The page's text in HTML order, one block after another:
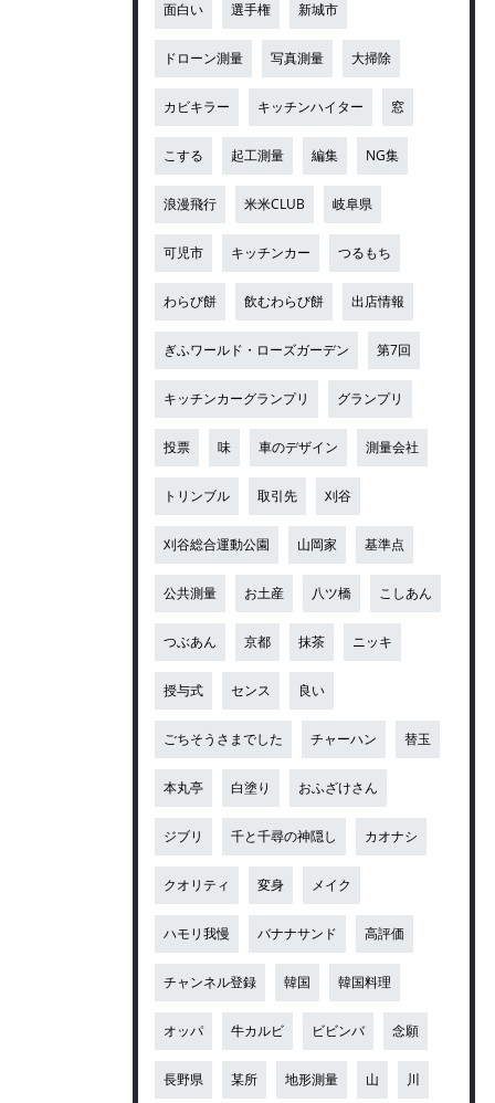
面白い 選手権 新城市
ドローン測量 写真測量 大掃除
カビキラー キッチンハイター 窓
こする 起工測量 編集 NG集
浪漫飛行 米米CLUB 岐阜県
可児市 キッチンカー つるもち
わらび餅 飲むわらび餅 出店情報
ぎふワールド・ローズガーデン 第7回
キッチンカーグランプリ グランプリ
投票 味 車のデザイン 測量会社
トリンブル 取引先 刈谷
刈谷総合運動公園 山岡家 基準点
公共測量 お土産 八ツ橋 こしあん
つぶあん 京都 抹茶 ニッキ
授与式 センス 良い
ごちそうさまでした チャーハン 替玉
本丸亭 白塗り おふざけさん
ジブリ 千と千尋の神隠し カオナシ
クオリティ 変身 メイク
ハモリ我慢 バナナサンド 高評価
チャンネル登録 韓国 韓国料理
オッパ 牛カルビ ビビンバ 念願
長野県 某所 地形測量 山 川